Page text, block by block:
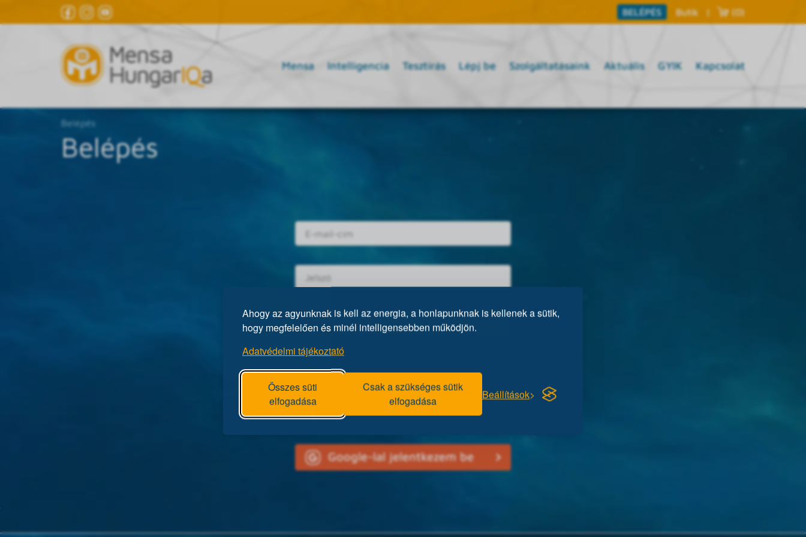
Ahogy az agyunknak is kell az energia, a honlapunknak is kellenek a sütik,
hogy megfelelően és minél intelligensebben működjön.
Adatvédelmi tájékoztató
Összes süti
elfogadása
Csak a szükséges sütik
elfogadása
Beállítások
BELÉPÉS Butik | (0)
Mensa Intelligencia Tesztírás Lépj be Szolgáltatásaink Aktuális GYIK Kapcsolat
Belépés
Belépés
Facebookkal jelentkezem be
Google-lal jelentkezem be